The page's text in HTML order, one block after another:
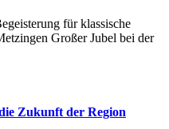
für klassische
Großer Jubel bei der
Zukunft der Region